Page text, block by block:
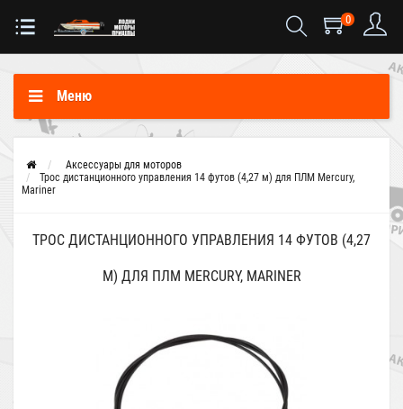
0
Меню
Аксессуары для моторов
Трос дистанционного управления 14 футов (4,27 м) для ПЛМ Mercury,
Mariner
ТРОС ДИСТАНЦИОННОГО УПРАВЛЕНИЯ 14 ФУТОВ (4,27
М) ДЛЯ ПЛМ MERCURY, MARINER